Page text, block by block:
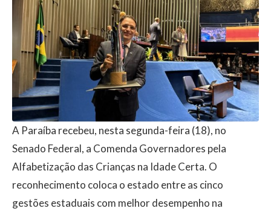
A Paraíba recebeu, nesta segunda-feira (18), no
Senado Federal, a Comenda Governadores pela
Alfabetização das Crianças na Idade Certa. O
reconhecimento coloca o estado entre as cinco
gestões estaduais com melhor desempenho na